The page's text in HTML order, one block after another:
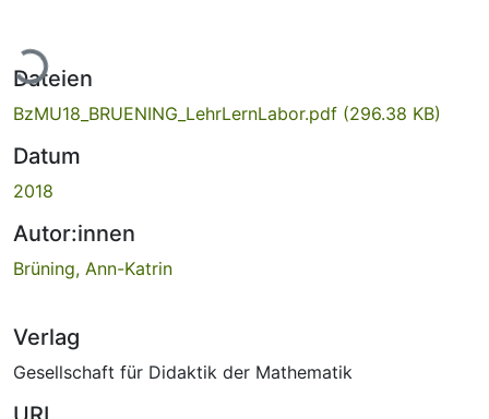
Dateien
BzMU18_BRUENING_LehrLernLabor.pdf (296.38 KB)
Datum
2018
Autor:innen
Brüning, Ann-Katrin
Verlag
Gesellschaft für Didaktik der Mathematik